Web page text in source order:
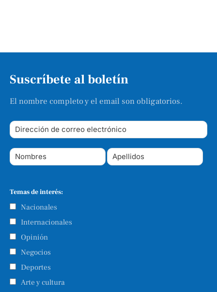
Suscríbete al boletín
El nombre completo y el email son obligatorios.
Temas de interés:
Nacionales
Internacionales
Opinión
Negocios
Deportes
Arte y cultura